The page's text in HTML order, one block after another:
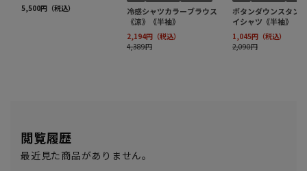
閲覧履歴
最近見た商品がありません。